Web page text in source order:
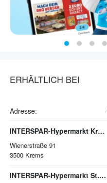
ERHÄLTLICH BEI
Adresse:
INTERSPAR-Hypermarkt Krems
Wienerstraße 91
3500 Krems
INTERSPAR-Hypermarkt St. Pölten, Traisenpark